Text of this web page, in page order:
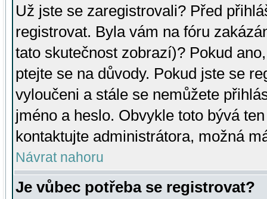
Už jste se zaregistrovali? Před
registrovat. Byla vám na fóru
tato skutečnost zobrazí)? Pokud
ptejte se na důvody. Pokud jste se
vyloučeni a stále se nemůžete
jméno a heslo. Obvykle toto bývá
kontaktujte administrátora, možná
Návrat nahoru
Je vůbec potřeba se registrovat?